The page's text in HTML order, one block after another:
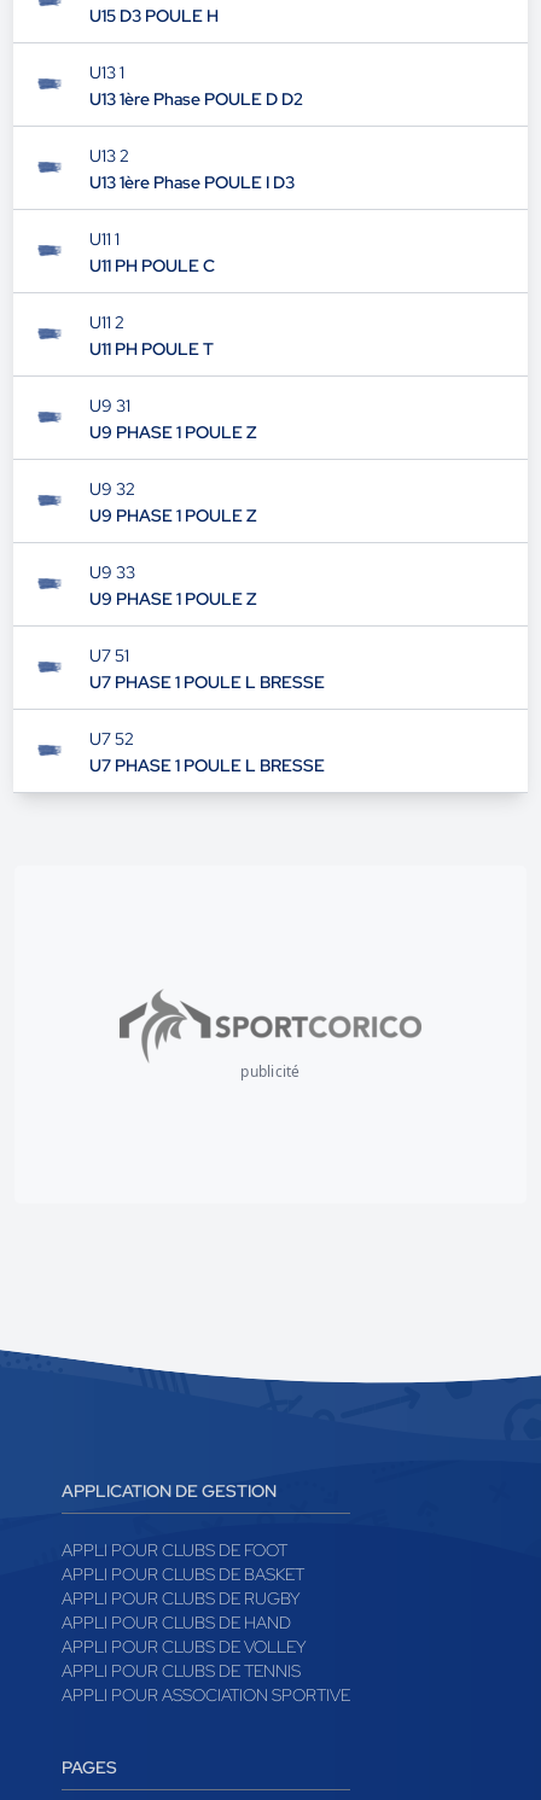
U15 D3 POULE H
U13 1
U13 1ère Phase POULE D D2
U13 2
U13 1ère Phase POULE I D3
U11 1
U11 PH POULE C
U11 2
U11 PH POULE T
U9 31
U9 PHASE 1 POULE Z
U9 32
U9 PHASE 1 POULE Z
U9 33
U9 PHASE 1 POULE Z
U7 51
U7 PHASE 1 POULE L BRESSE
U7 52
U7 PHASE 1 POULE L BRESSE
publicité
APPLICATION DE GESTION
APPLI POUR CLUBS DE FOOT
APPLI POUR CLUBS DE BASKET
APPLI POUR CLUBS DE RUGBY
APPLI POUR CLUBS DE HAND
APPLI POUR CLUBS DE VOLLEY
APPLI POUR CLUBS DE TENNIS
APPLI POUR ASSOCIATION SPORTIVE
PAGES